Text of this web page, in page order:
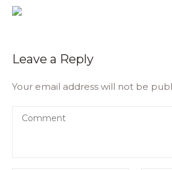
Leave a Reply
Your email address will not be